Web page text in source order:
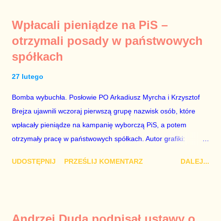
o seksaferze z udziałem prominentnego polityka partii
rządzącej i – przynajmniej formalnie – drugiej osoby w
państwie, sprawy prywatne nie tylko stają się publiczne, ale też
całego państwa. Zastrzeżenie „jeśli są prawdziwe” jest
konieczne, ponieważ mamy do czynienia z medium o
wyjątkowo wątpliwej reputacji, ale mimo upływu czasu,
informacje nie zostały w żaden sposób zdementowane, a
oskarżany polityk milczy. Tygod...
Wpłacali pieniądze na PiS –
otrzymali posady w państwowych
spółkach
27 lutego
Bomba wybuchła. Posłowie PO Arkadiusz Myrcha i Krzysztof
Brejza ujawnili wczoraj pierwszą grupę nazwisk osób, które
wpłacały pieniądze na kampanię wyborczą PiS, a potem
otrzymały pracę w państwowych spółkach. Autor grafiki:
polityków PO na ten temat. Pokazanie kilkunastu przypadków
UDOSTĘPNIJ PRZEŚLIJ KOMENTARZ DALEJ...